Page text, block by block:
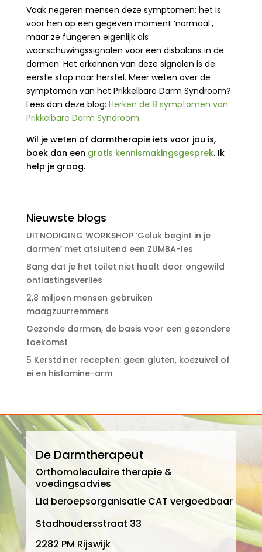
Vaak negeren mensen deze symptomen; het is
voor hen op een gegeven moment ‘normaal’,
maar ze fungeren eigenlijk als
waarschuwingssignalen voor een disbalans in de
darmen. Het erkennen van deze signalen is de
eerste stap naar herstel. Meer weten over de
symptomen van het Prikkelbare Darm Syndroom?
Lees dan deze blog: Herken de 8 symptomen van
Prikkelbare Darm Syndroom
Wil je weten of darmtherapie iets voor jou is,
boek dan een gratis kennismakingsgesprek. Ik
help je graag.
Nieuwste blogs
UITNODIGING WORKSHOP ‘Geluk begint in je
darmen’ met afsluitend een ZUMBA-les
Bang dat je het toilet niet haalt door ongewild
ontlastingsverlies
2,8 miljoen mensen gebruiken
maagzuurremmers
Gezonde darmen, de basis voor een gezondere
toekomst
5 Kerstdiner recepten: geen gluten, koezuivel of
ei en histamine-arm
De Darmtherapeut
Orthomoleculaire therapie &
voedingsadvies
Lid beroepsorganisatie CAT vergoedbaar
Stadhoudersstraat 33
2282 PM Rijswijk